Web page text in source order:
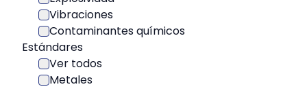
Vibraciones
Contaminantes químicos
Estándares
Ver todos
Metales